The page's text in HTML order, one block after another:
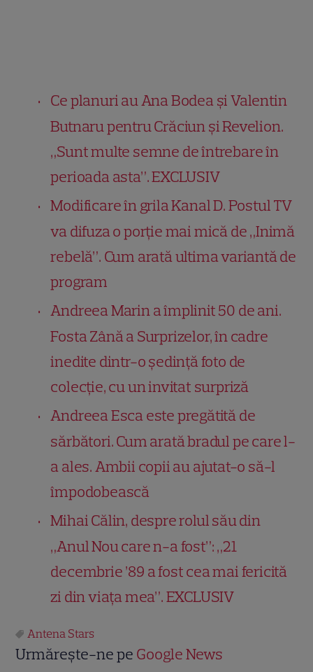
Ce planuri au Ana Bodea și Valentin
Butnaru pentru Crăciun și Revelion.
„Sunt multe semne de întrebare în
perioada asta”. EXCLUSIV
Modificare în grila Kanal D. Postul TV
va difuza o porție mai mică de „Inimă
rebelă”. Cum arată ultima variantă de
program
Andreea Marin a împlinit 50 de ani.
Fosta Zână a Surprizelor, în cadre
inedite dintr-o ședință foto de
colecție, cu un invitat surpriză
Andreea Esca este pregătită de
sărbători. Cum arată bradul pe care l-
a ales. Ambii copii au ajutat-o să-l
împodobească
Mihai Călin, despre rolul său din
„Anul Nou care n-a fost”: „21
decembrie ’89 a fost cea mai fericită
zi din viața mea”. EXCLUSIV
Antena Stars
Urmărește-ne pe Google News